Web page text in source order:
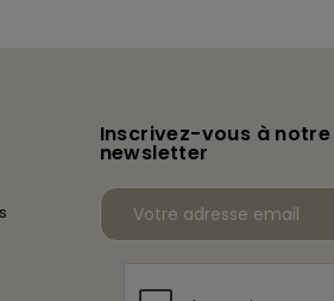
Inscrivez-vous à notre
newsletter